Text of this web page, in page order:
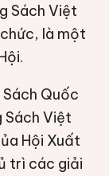
Sách Việt
là một
Quốc
Sách Việt
Hội Xuất
trì các giải